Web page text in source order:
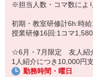
★7/29（水）〜8/21（金
9時50分〜21時40分の間
■SDGsの目標達成へ向け
れ、国連加盟193か国が
に掲げた目標です。
いる「生徒だけでなく講
界で活躍できる人材の育
きます。
※担当人数・コマ数によ
初期・教室研修計6h:時
授業研修16回:1コマ
☆6月・7月限定 友人紹
1人紹介につき10,000円
勤務時間・曜日